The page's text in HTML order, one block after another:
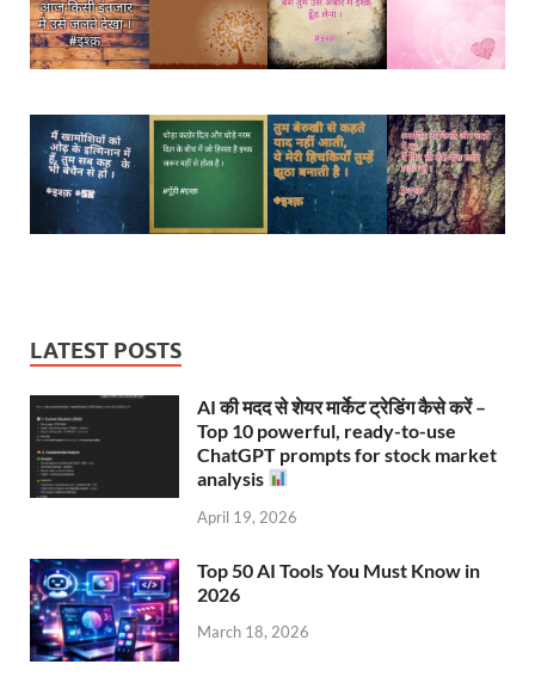
LATEST POSTS
AI की मदद से शेयर मार्केट ट्रेडिंग कैसे करें –
Top 10 powerful, ready-to-use
ChatGPT prompts for stock market
analysis
April 19, 2026
Top 50 AI Tools You Must Know in
2026
March 18, 2026